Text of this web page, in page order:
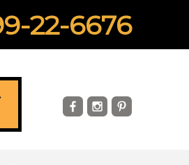
22-6676